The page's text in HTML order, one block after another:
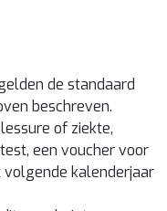
de standaard
beschreven.
of ziekte,
een voucher voor
kalenderjaar